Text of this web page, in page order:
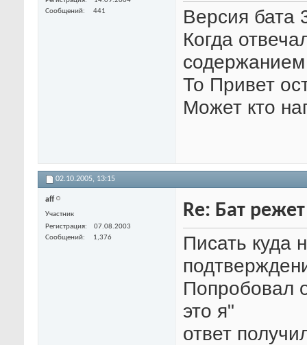
Сообщений
441
Версия бата
Когда
То Привет
Может кто
02.10.2005, 13:15
aff
Участник
Регистрация
07.08.2003
Сообщений
1,376
Re: Бат
Писать куда
Попробовал
это я"
ответ